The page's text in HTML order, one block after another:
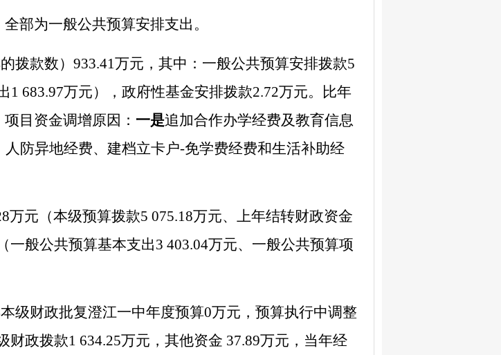
部为一般公共预算安排支出。
拨款数） 933.41万元，其中：一般公共预算安排拨款5
1 683.97万元），政府性基金安排拨款2.72万元。比年
项目资金调增原因： 一是追加合作办学经费及教育信息
人防异地经费、建档立卡户-免学费经费和生活补助经
万元（本级预算拨款5 075.18万元、上年结转财政资金
一般公共预算基本支出3 403.04万元、一般公共预算项
级财政批复澄江一中年度预算0万元，预算执行中调整
财政拨款1 634.25万元，其他资金 37.89万元，当年经